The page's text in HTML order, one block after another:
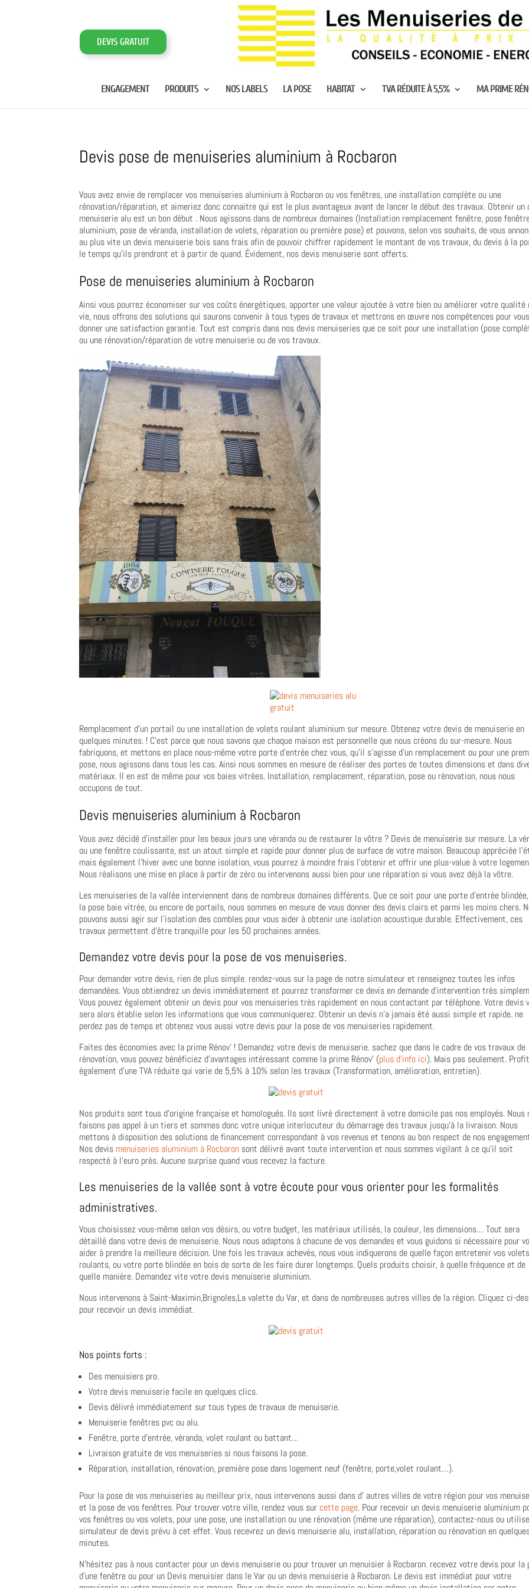
DEVIS GRATUIT
ENGAGEMENT PRODUITS NOS LABELS LA POSE HABITAT TVA RÉDUITE À 5,5% MA PRIME
Devis pose de menuiseries aluminium à Rocbaron
Vous avez envie de remplacer vos menuiseries aluminium à Rocbaron ou vos fenêtres, une installation complète ou une
rénovation/réparation, et aimeriez donc connaitre qui est le plus avantageux avant de lancer le début des travaux. Obtenir un
menuiserie alu est un bon début . Nous agissons dans de nombreux domaines (Installation remplacement fenêtre, pose
aluminium, pose de véranda, installation de volets, réparation ou première pose) et pouvons, selon vos souhaits, de vous
au plus vite un devis menuiserie bois sans frais afin de pouvoir chiffrer rapidement le montant de vos travaux, du devis à la
le temps qu’ils prendront et à partir de quand. Évidement, nos devis menuiserie sont offerts.
Pose de menuiseries aluminium à Rocbaron
Ainsi vous pourrez économiser sur vos coûts énergétiques, apporter une valeur ajoutée à votre bien ou améliorer votre qualité
vie, nous offrons des solutions qui saurons convenir à tous types de travaux et mettrons en œuvre nos compétences pour vous
donner une satisfaction garantie. Tout est compris dans nos devis menuiseries que ce soit pour une installation (pose
ou une rénovation/réparation de votre menuiserie ou de vos travaux.
Remplacement d’un portail ou une installation de volets roulant aluminium sur mesure. Obtenez votre devis de menuiserie en
quelques minutes. ! C’est parce que nous savons que chaque maison est personnelle que nous créons du sur-mesure. Nous
fabriquons, et mettons en place nous-même votre porte d’entrée chez vous, qu’il s’agisse d’un remplacement ou pour une
pose, nous agissons dans tous les cas. Ainsi nous sommes en mesure de réaliser des portes de toutes dimensions et dans
matériaux. Il en est de même pour vos baies vitrées. Installation, remplacement, réparation, pose ou rénovation, nous nous
occupons de tout.
Devis menuiseries aluminium à Rocbaron
Vous avez décidé d’installer pour les beaux jours une véranda ou de restaurer la vôtre ? Devis de menuiserie sur mesure. La
ou une fenêtre coulissante, est un atout simple et rapide pour donner plus de surface de votre maison. Beaucoup appréciée
mais également l’hiver avec une bonne isolation, vous pourrez à moindre frais l’obtenir et offrir une plus-value à votre
Nous réalisons une mise en place à partir de zéro ou intervenons aussi bien pour une réparation si vous avez déjà la vôtre.
Les menuiseries de la vallée interviennent dans de nombreux domaines différents. Que ce soit pour une porte d’entrée
la pose baie vitrée, ou encore de portails, nous sommes en mesure de vous donner des devis clairs et parmi les moins chers.
pouvons aussi agir sur l’isolation des combles pour vous aider à obtenir une isolation acoustique durable. Effectivement, ces
travaux permettent d’être tranquille pour les 50 prochaines années.
Demandez votre devis pour la pose de vos menuiseries.
Pour demander votre devis, rien de plus simple. rendez-vous sur la page de notre simulateur et renseignez toutes les infos
demandées. Vous obtiendrez un devis immédiatement et pourrez transformer ce devis en demande d’intervention très
Vous pouvez également obtenir un devis pour vos menuiseries très rapidement en nous contactant par téléphone. Votre devis
sera alors établie selon les informations que vous communiquerez. Obtenir un devis n’a jamais été aussi simple et rapide. ne
perdez pas de temps et obtenez vous aussi votre devis pour la pose de vos menuiseries rapidement.
Faites des économies avec la prime Rénov’ ! Demandez votre devis de menuiserie. sachez que dans le cadre de vos travaux de
rénovation, vous pouvez bénéficiez d’avantages intéressant comme la prime Rénov’ (plus d’info ici). Mais pas seulement.
également d’une TVA réduite qui varie de 5,5% à 10% selon les travaux (Transformation, amélioration, entretien).
Nos produits sont tous d’origine française et homologués. Ils sont livré directement à votre domicile pas nos employés. Nous
faisons pas appel à un tiers et sommes donc votre unique interlocuteur du démarrage des travaux jusqu’à la livraison. Nous
mettons à disposition des solutions de financement correspondant à vos revenus et tenons au bon respect de nos
Nos devis menuiseries aluminium à Rocbaron sont délivré avant toute intervention et nous sommes vigilant à ce qu’il soit
respecté à l’euro près. Aucune surprise quand vous recevez la facture.
Les menuiseries de la vallée sont à votre écoute pour vous orienter pour les formalités
administratives.
Vous choisissez vous-même selon vos désirs, ou votre budget, les matériaux utilisés, la couleur, les dimensions… Tout sera
détaillé dans votre devis de menuiserie. Nous nous adaptons à chacune de vos demandes et vous guidons si nécessaire pour
aider à prendre la meilleure décision. Une fois les travaux achevés, nous vous indiquerons de quelle façon entretenir vos volets
roulants, ou votre porte blindée en bois de sorte de les faire durer longtemps. Quels produits choisir, à quelle fréquence et de
quelle manière. Demandez vite votre devis menuiserie aluminium.
Nous intervenons à Saint-Maximin,Brignoles,La valette du Var, et dans de nombreuses autres villes de la région. Cliquez ci-
pour recevoir un devis immédiat.
Nos points forts :
Des menuisiers pro.
Votre devis menuiserie facile en quelques clics.
Devis délivré immédiatement sur tous types de travaux de menuiserie.
Menuiserie fenêtres pvc ou alu.
Fenêtre, porte d’entrée, véranda, volet roulant ou battant…
Livraison gratuite de vos menuiseries si nous faisons la pose.
Réparation, installation, rénovation, première pose dans logement neuf (fenêtre, porte,volet roulant…).
Pour la pose de vos menuiseries au meilleur prix, nous intervenons aussi dans d’ autres villes de votre région pour vos
et la pose de vos fenêtres. Pour trouver votre ville, rendez vous sur cette page. Pour recevoir un devis menuiserie aluminium
vos fenêtres ou vos volets, pour une pose, une installation ou une rénovation (même une réparation), contactez-nous ou
simulateur de devis prévu à cet effet. Vous recevrez un devis menuiserie alu, installation, réparation ou rénovation en
minutes.
N’hésitez pas à nous contacter pour un devis menuiserie ou pour trouver un menuisier à Rocbaron. recevez votre devis pour la
d’une fenêtre ou pour un Devis menuisier dans le Var ou un devis menuiserie à Rocbaron. Le devis est immédiat pour votre